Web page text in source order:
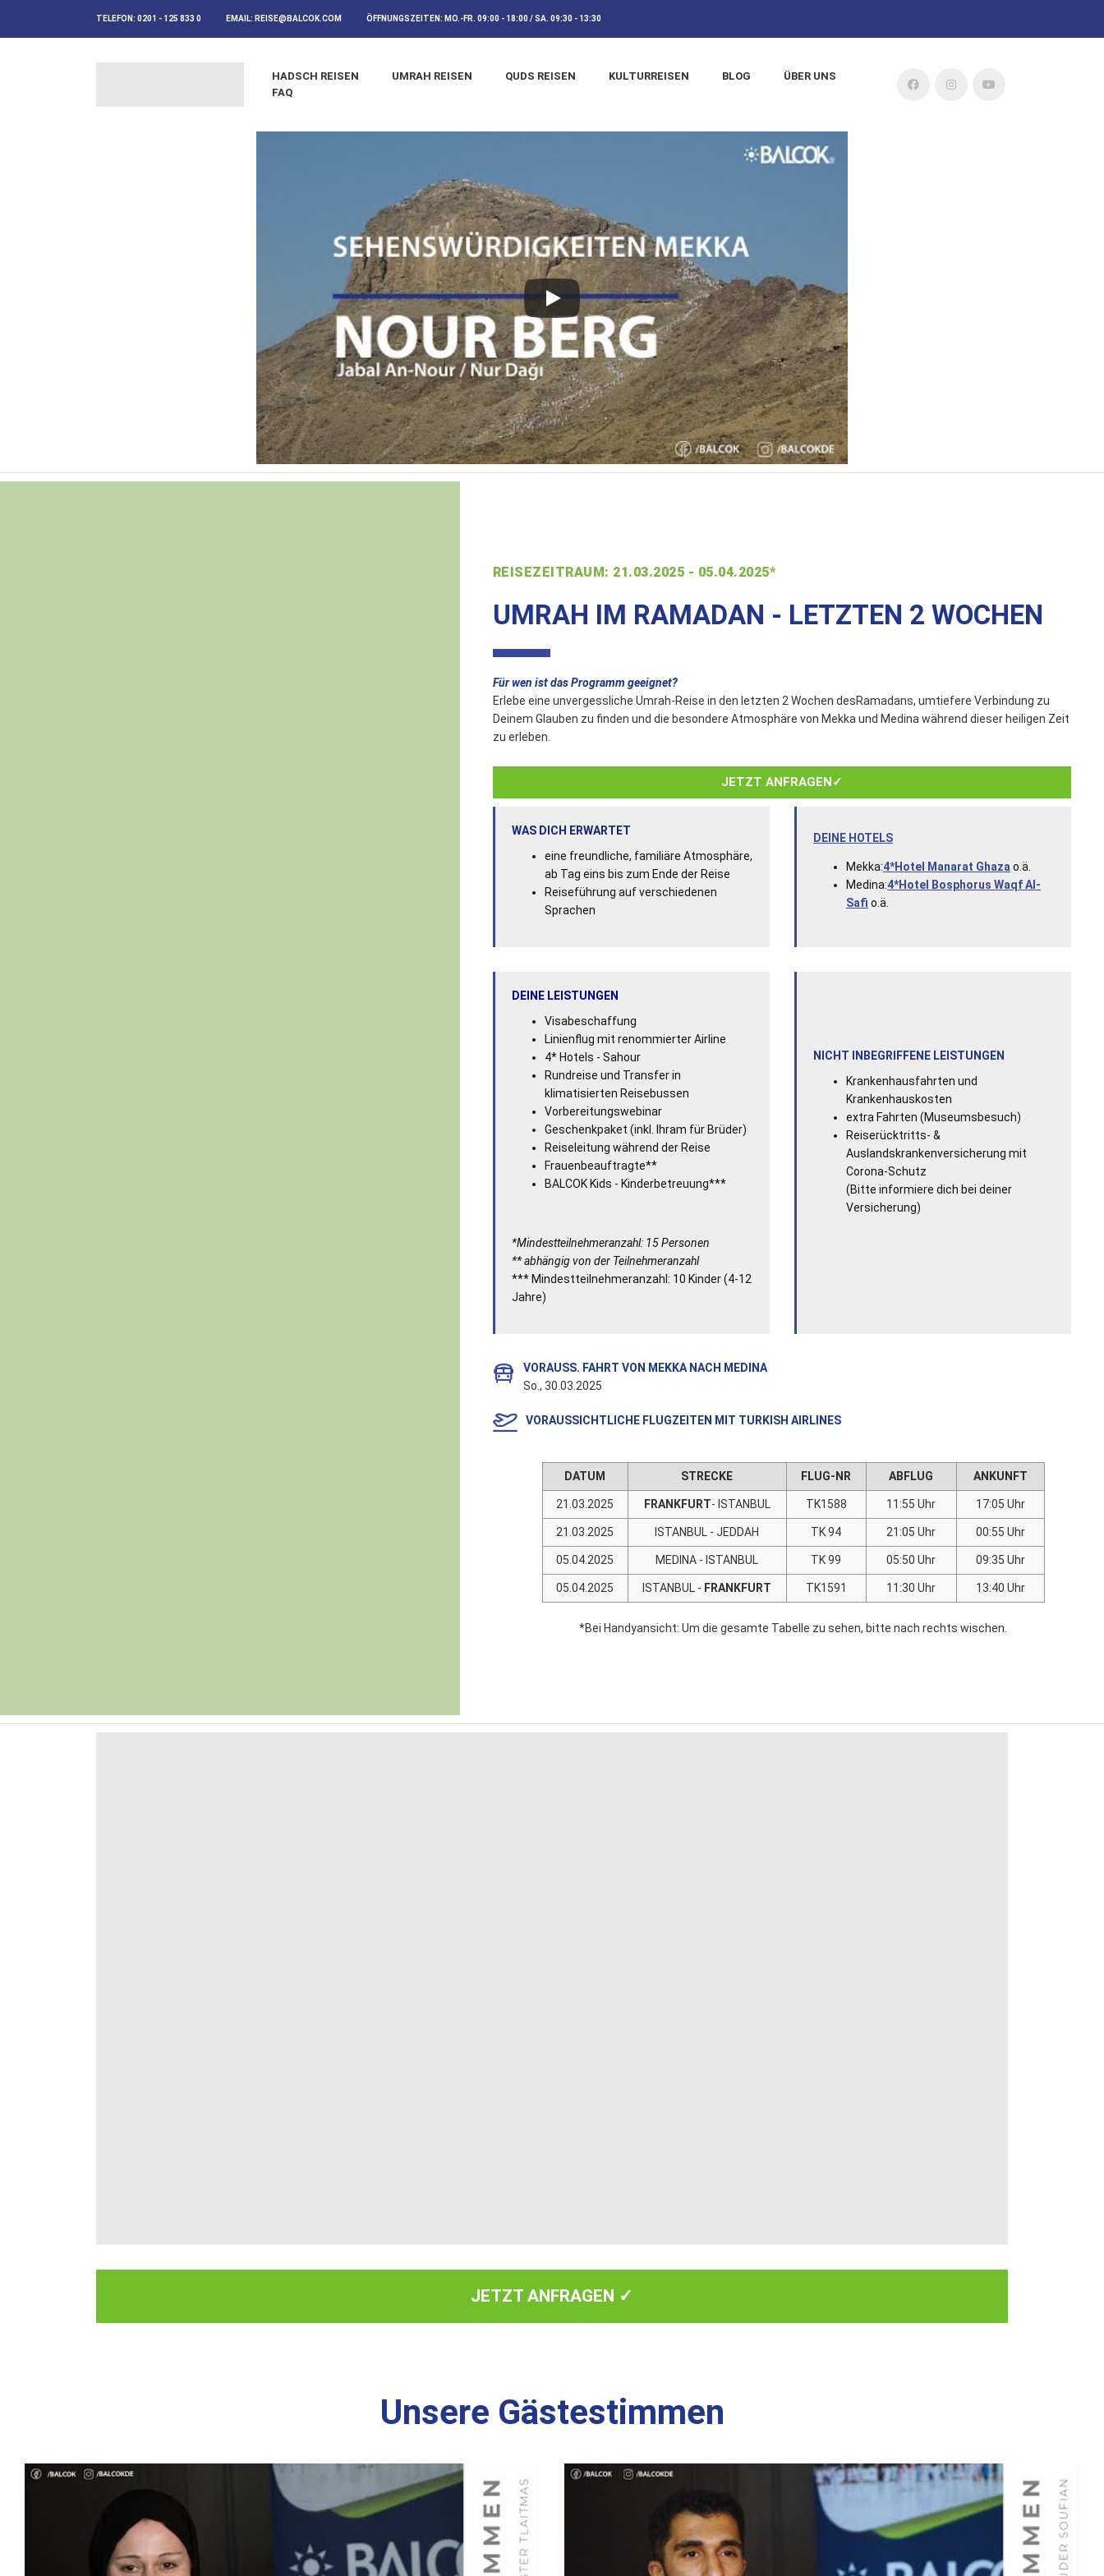
TELEFON: 0201 - 125 833 0 EMAIL: REISE@BALCOK.COM ÖFFNUNGSZEITEN: MO.-FR. 09:00 - 18:00 / SA. 09:30 - 13:30
HADSCH REISEN UMRAH REISEN QUDS REISEN KULTURREISEN BLOG
ÜBER UNS
FAQ
REISEZEITRAUM: 21.03.2025 - 05.04.2025*
UMRAH IM RAMADAN - LETZTEN 2 WOCHEN
Für wen ist das Programm geeignet?
Erlebe eine unvergessliche Umrah-Reise in den letzten 2 Wochen desRamadans, umtiefere Verbindung zu
Deinem Glauben zu finden und die besondere Atmosphäre von Mekka und Medina während dieser heiligen Zeit
zu erleben.
JETZT ANFRAGEN✓
WAS DICH ERWARTET
eine freundliche, familiäre Atmosphäre,
ab Tag eins bis zum Ende der Reise
Reiseführung auf verschiedenen
Sprachen
DEINE HOTELS
Mekka:4*Hotel Manarat Ghaza o.ä.
Medina:4*Hotel Bosphorus Waqf Al-
Safi o.ä.
DEINE LEISTUNGEN
Visabeschaffung
Linienflug mit renommierter Airline
4* Hotels - Sahour
Rundreise und Transfer in
klimatisierten Reisebussen
Vorbereitungswebinar
Geschenkpaket (inkl. Ihram für Brüder)
Reiseleitung während der Reise
Frauenbeauftragte**
BALCOK Kids - Kinderbetreuung***
*Mindestteilnehmeranzahl: 15 Personen
** abhängig von der Teilnehmeranzahl
*** Mindestteilnehmeranzahl: 10 Kinder (4-12
Jahre)
NICHT INBEGRIFFENE LEISTUNGEN
Krankenhausfahrten und
Krankenhauskosten
extra Fahrten (Museumsbesuch)
Reiserücktritts- &
Auslandskrankenversicherung mit
Corona-Schutz
(Bitte informiere dich bei deiner
Versicherung)
VORAUSS. FAHRT VON MEKKA NACH MEDINA
So., 30.03.2025
VORAUSSICHTLICHE FLUGZEITEN MIT TURKISH AIRLINES
DATUM STRECKE FLUG-NR ABFLUG ANKUNFT
21.03.2025 FRANKFURT- ISTANBUL TK1588 11:55 Uhr 17:05 Uhr
21.03.2025 ISTANBUL - JEDDAH TK 94 21:05 Uhr 00:55 Uhr
05.04.2025 MEDINA - ISTANBUL TK 99 05:50 Uhr 09:35 Uhr
05.04.2025 ISTANBUL - FRANKFURT TK1591 11:30 Uhr 13:40 Uhr
*Bei Handyansicht: Um die gesamte Tabelle zu sehen, bitte nach rechts wischen.
JETZT ANFRAGEN ✓
Unsere Gästestimmen